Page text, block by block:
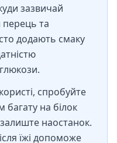
зазвичай
та
додають смаку
спробуйте
багату на білок
наостанок.
їжі допоможе